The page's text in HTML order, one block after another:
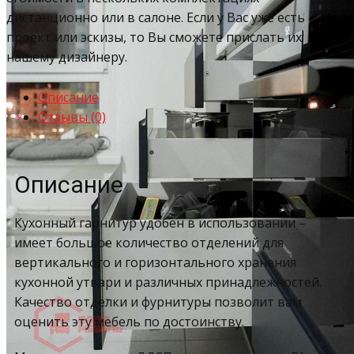
дистанционно или в салоне. Если у Вас уже есть
проект или эскизы, то Вы сможете прислать их
нашему дизайнеру.
Описание
Отзывы (0)
Описание
Кухонный гарнитур удобен в использовании –
имеет большое количество отделений для
вертикального и горизонтального хранения
кухонной утвари и различных принадлежностей.
Качество отделки и фурнитуры позволит вам
оценить эту мебель по достоинству.